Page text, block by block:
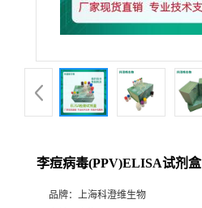
李痘病毒(PPV)ELISA试剂盒
品牌：
上海科澄维生物